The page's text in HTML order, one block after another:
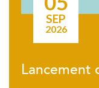
SEP
2026
Lancement